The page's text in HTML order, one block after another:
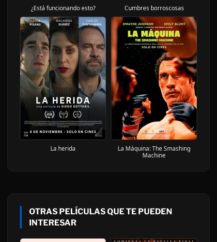
¿Está funcionando esto? Cumbres borroscosas
La herida
La Máquina: The Smashing
Machine
OTRAS PELÍCULAS QUE TE PUEDEN
INTERESAR